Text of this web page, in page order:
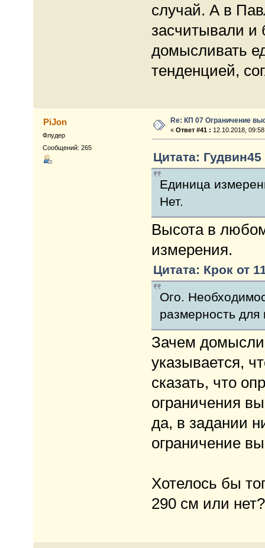
случай. А в
засчитывали и
домысливать
тенденцией,
PiJon
Флудер
Сообщений: 265
Re: КП 07 Ограничение
«Ответ #41 : 12.10.2018,
Цитата:
Единица
Нет.
Высота в
измерения.
Цитата: Крок от
Ого.
размерность для
Зачем
указывается,
сказать, что
ограничения
да, в задании
ограничение
Хотелось бы
290 см или нет?